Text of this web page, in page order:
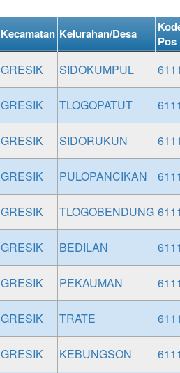
Kecamatan Kelurahan/Desa
Pos
GRESIK SIDOKUMPUL
GRESIK TLOGOPATUT
GRESIK SIDORUKUN
GRESIK PULOPANCIKAN
GRESIK TLOGOBENDUNG
GRESIK BEDILAN
GRESIK PEKAUMAN
GRESIK TRATE
GRESIK KEBUNGSON